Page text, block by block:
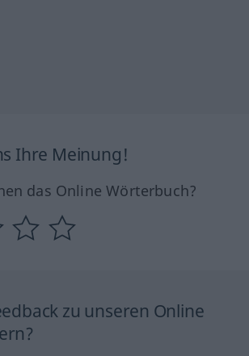
Ihre Meinung!
das Online Wörterbuch?
zu unseren Online